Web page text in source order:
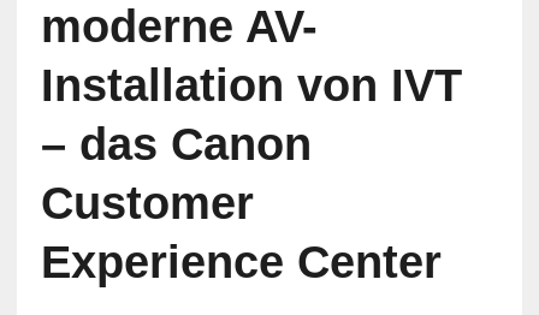
moderne AV-
Installation von IVT
– das Canon
Customer
Experience Center